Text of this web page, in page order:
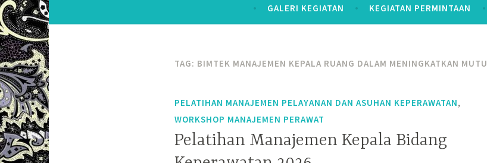
GALERI KEGIATAN KEGIATAN PERMINTAAN
TAG: BIMTEK MANAJEMEN KEPALA RUANG DALAM MENINGKATKAN MUTU
PELATIHAN MANAJEMEN PELAYANAN DAN ASUHAN KEPERAWATAN,
WORKSHOP MANAJEMEN PERAWAT
Pelatihan Manajemen Kepala Bidang